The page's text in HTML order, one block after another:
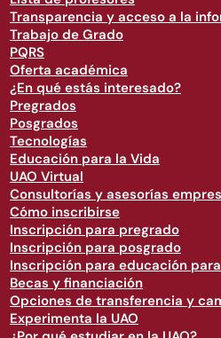
Transparencia y acceso a la
Trabajo de Grado
PQRS
Oferta académica
¿En qué estás interesado?
Pregrados
Posgrados
Tecnologías
Educación para la Vida
UAO Virtual
Consultorías y asesorías
Cómo inscribirse
Inscripción para pregrado
Inscripción para posgrado
Inscripción para educación
Becas y financiación
Opciones de transferencia y
Experimenta la UAO